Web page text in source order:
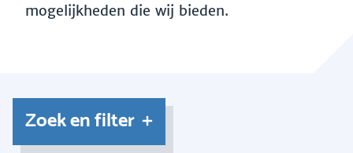
mogelijkheden die wij bieden.
Zoek en filter